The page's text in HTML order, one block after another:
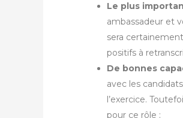
Le plus
ambassadeur et
sera
positifs à
De bonnes
avec les
l’exercice.
pour ce rôle ;